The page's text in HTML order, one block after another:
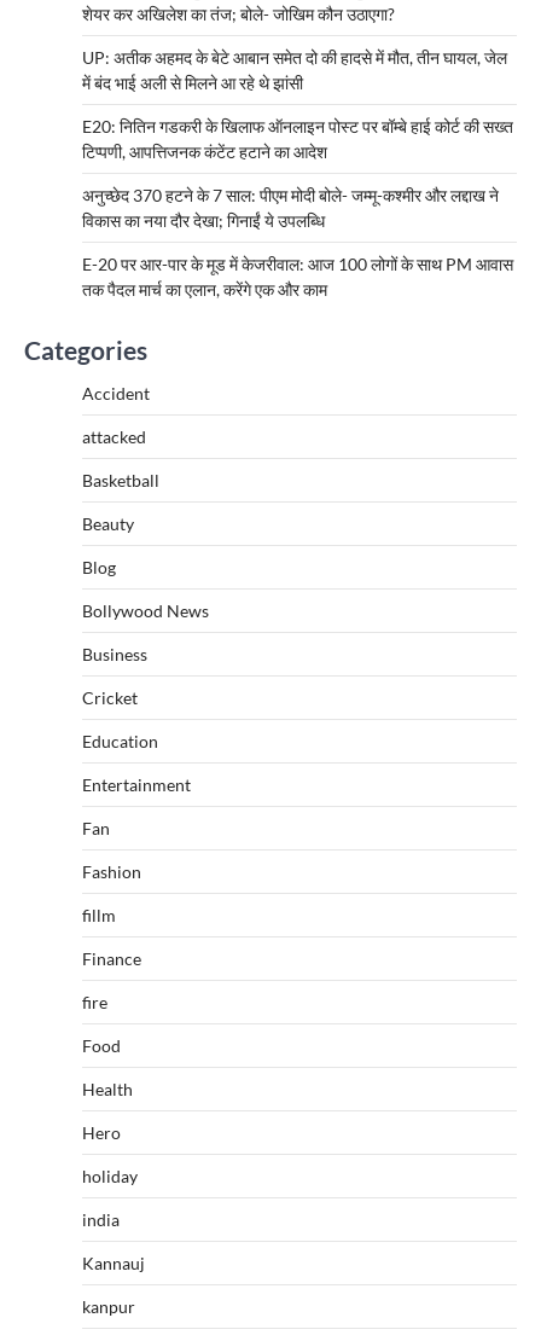
शेयर कर अखिलेश का तंज; बोले- जोखिम कौन उठाएगा?
UP: अतीक अहमद के बेटे आबान समेत दो की हादसे में मौत, तीन घायल, जेल
में बंद भाई अली से मिलने आ रहे थे झांसी
E20: नितिन गडकरी के खिलाफ ऑनलाइन पोस्ट पर बॉम्बे हाई कोर्ट की सख्त
टिप्पणी, आपत्तिजनक कंटेंट हटाने का आदेश
अनुच्छेद 370 हटने के 7 साल: पीएम मोदी बोले- जम्मू-कश्मीर और लद्दाख ने
विकास का नया दौर देखा; गिनाईं ये उपलब्धि
E-20 पर आर-पार के मूड में केजरीवाल: आज 100 लोगों के साथ PM आवास
तक पैदल मार्च का एलान, करेंगे एक और काम
Categories
Accident
attacked
Basketball
Beauty
Blog
Bollywood News
Business
Cricket
Education
Entertainment
Fan
Fashion
fillm
Finance
fire
Food
Health
Hero
holiday
india
Kannauj
kanpur